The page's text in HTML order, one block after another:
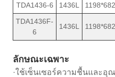
TDA1436-6 1436L
TDA1436F-
6
1436L
ลักษณะเฉพาะ
·ใช้เซ็นเซอร์ความชื้นและอุ